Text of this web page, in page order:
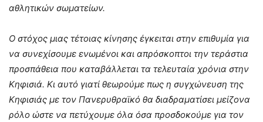
αθλητικών σωματείων.
Ο στόχος μιας τέτοιας κίνησης έγκειται στην επιθυμία για
να συνεχίσουμε ενωμένοι και απρόσκοπτοι την τεράστια
προσπάθεια που καταβάλλεται τα τελευταία χρόνια στην
Κηφισιά. Κι αυτό γιατί θεωρούμε πως η συγχώνευση της
Κηφισιάς με τον Πανερυθραϊκό θα διαδραματίσει μείζονα
ρόλο ώστε να πετύχουμε όλα όσα προσδοκούμε για τον